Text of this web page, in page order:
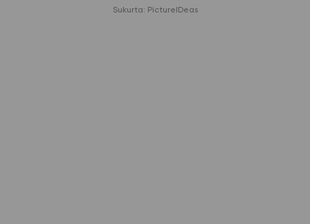
Sukurta: PictureIDeas